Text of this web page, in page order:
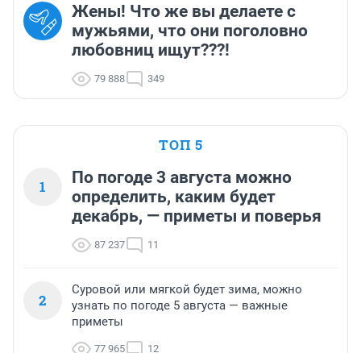
Жены! Что же вы делаете с
мужьями, что они поголовно
любовниц ищут???!
79 888 349
ТОП 5
1
По погоде 3 августа можно
определить, каким будет
декабрь, — приметы и поверья
87 237 11
2
Суровой или мягкой будет зима, можно
узнать по погоде 5 августа — важные
приметы
77 965 12